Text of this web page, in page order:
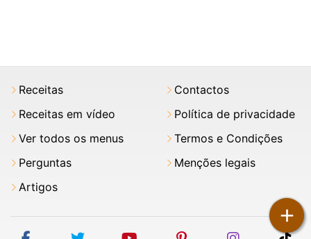
+
Receitas
Receitas em vídeo
Ver todos os menus
Perguntas
Artigos
Contactos
Política de privacidade
Termos e Condições
Menções legais